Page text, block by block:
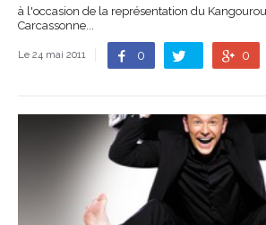
à l'occasion de la représentation du
Carcassonne...
Le 24 mai 2011 0 0